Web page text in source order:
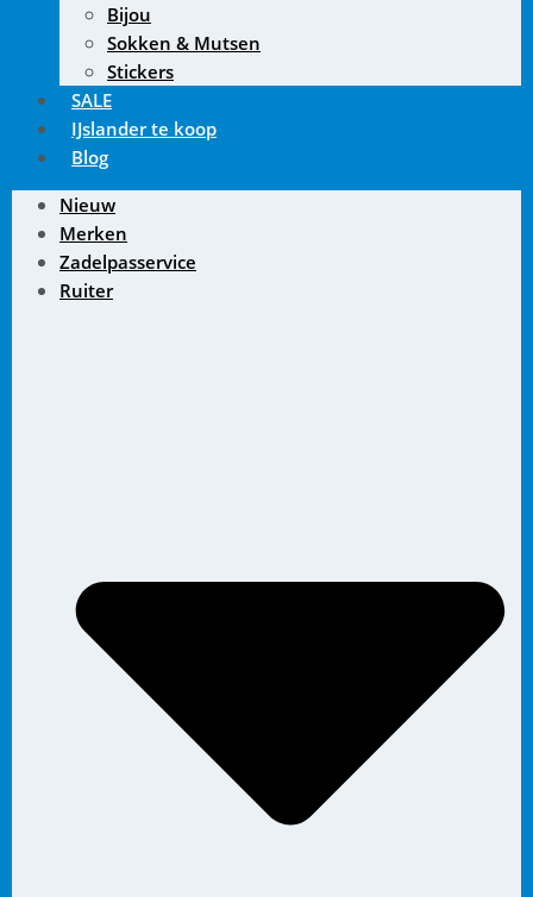
Bijou
Sokken & Mutsen
Stickers
SALE
IJslander te koop
Blog
Nieuw
Merken
Zadelpasservice
Ruiter